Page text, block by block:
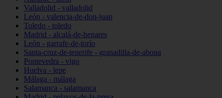
Valladolid - valladolid
León - valencia-de-don-juan
Toledo - toledo
Madrid - alcalá-de-henares
León - garrafe-de-torío
Santa-cruz-de-tenerife - granadilla-de-abona
Pontevedra - vigo
Huelva - lepe
Málaga - málaga
Salamanca - salamanca